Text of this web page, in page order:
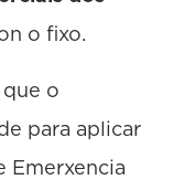
o fixo.
o
para aplicar
Emerxencia